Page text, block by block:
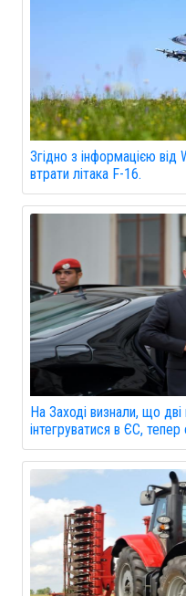
Згідно з інформацією від
втрати літака F-16.
На Заході визнали, що дві
інтегруватися в ЄС,